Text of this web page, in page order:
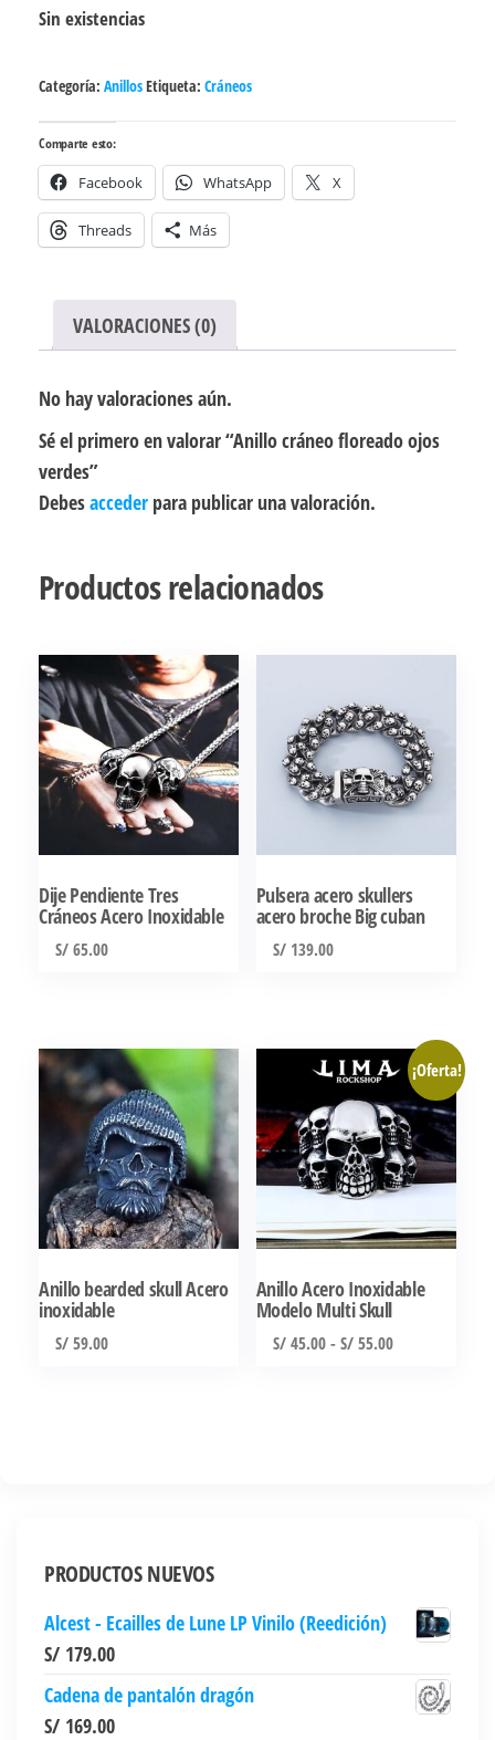
Sin existencias
Categoría: AnillosEtiqueta: Cráneos
Comparte esto:
Facebook WhatsApp X
Threads Más
VALORACIONES (0)
No hay valoraciones aún.
Sé el primero en valorar “Anillo cráneo floreado ojos
verdes”
Debesacceder para publicar una valoración.
Productos relacionados
Dije Pendiente Tres
Cráneos Acero Inoxidable
S/65.00
Pulsera acero skullers
acero broche Big cuban
S/139.00
tiene
múltiples
variantes.
Las
opciones
pueden
en
página
Anillo bearded skull Acero
inoxidable
S/59.00
opciones
pueden
elegir
en
la
¡Oferta!
Anillo Acero Inoxidable
Modelo Multi Skull
S/45.00 - S/55.00Rango
pueden
PRODUCTOS NUEVOS
Alcest - Ecailles de Lune LP Vinilo (Reedición)
S/ 179.00
Cadena de pantalón dragón
S/ 169.00